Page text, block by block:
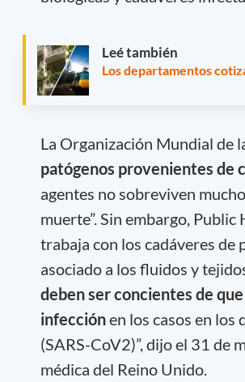
Leé también
Los departamentos
La Organización Mundial de
patógenos provenientes de
agentes no sobreviven
muerte”. Sin embargo,
trabaja con los cadáveres de
asociado a los fluidos y
deben ser concientes de
infecciónen los casos en los
(SARS-CoV2)”, dijo el 31 de
médica del Reino Unido.